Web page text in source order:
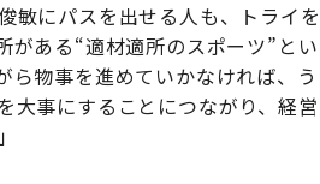
敏にパスを出せる人も、トライを
がある“適材適所のスポーツ”とい
ら物事を進めていかなければ、う
大事にすることにつながり、経営